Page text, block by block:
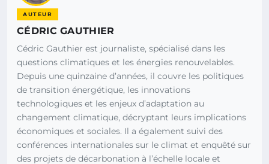
AUTEUR
CÉDRIC GAUTHIER
Cédric Gauthier est journaliste, spécialisé dans les
questions climatiques et les énergies renouvelables.
Depuis une quinzaine d’années, il couvre les politiques
de transition énergétique, les innovations
technologiques et les enjeux d’adaptation au
changement climatique, décryptant leurs implications
économiques et sociales. Il a également suivi des
conférences internationales sur le climat et enquêté sur
des projets de décarbonation à l’échelle locale et